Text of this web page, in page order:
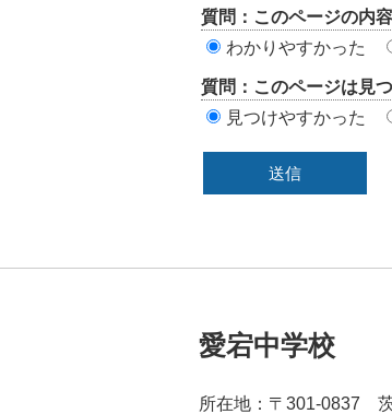
価
リ
ア
質問：このページの内
わかりやすかった
質問：このページは見
見つけやすかった
愛宕中学校
所在地：〒301-0837